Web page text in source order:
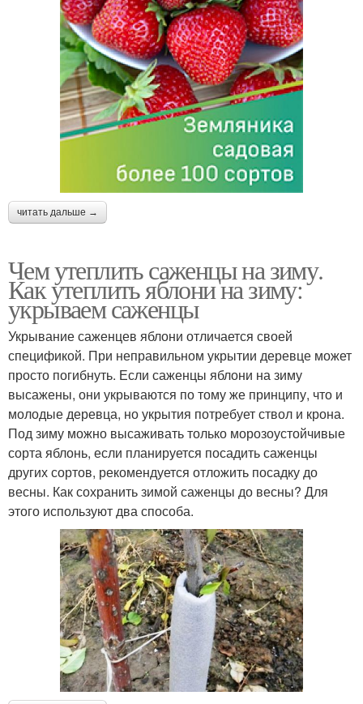
читать дальше →
Чем утеплить саженцы на зиму.
Как утеплить яблони на зиму:
укрываем саженцы
Укрывание саженцев яблони отличается своей
спецификой. При неправильном укрытии деревце может
просто погибнуть. Если саженцы яблони на зиму
высажены, они укрываются по тому же принципу, что и
молодые деревца, но укрытия потребует ствол и крона.
Под зиму можно высаживать только морозоустойчивые
сорта яблонь, если планируется посадить саженцы
других сортов, рекомендуется отложить посадку до
весны. Как сохранить зимой саженцы до весны? Для
этого используют два способа.